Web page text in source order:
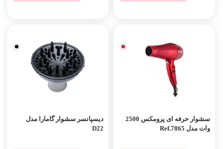
سشوار حرفه ای پرومکس 2500
وات مدل Ref.7865
دیسپانسر سشوار گامارا مدل
D22